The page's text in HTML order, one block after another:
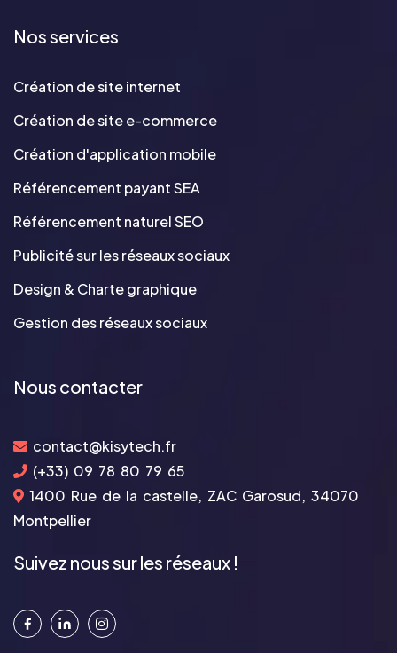
Nos services
Création de site internet
Création de site e-commerce
Création d'application mobile
Référencement payant SEA
Référencement naturel SEO
Publicité sur les réseaux sociaux
Design & Charte graphique
Gestion des réseaux sociaux
Nous contacter
contact@kisytech.fr
(+33) 09 78 80 79 65
1400 Rue de la castelle, ZAC Garosud, 34070
Montpellier
Suivez nous sur les réseaux !